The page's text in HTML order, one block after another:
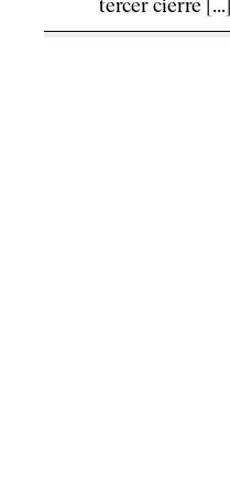
tercer cierre [...]